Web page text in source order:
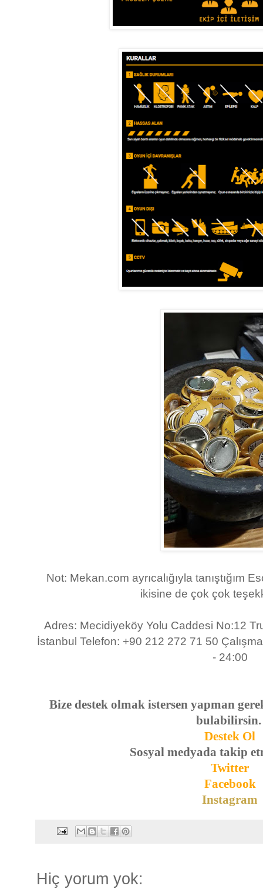
Not: Mekan.com ayrıcalığıyla tanıştığım
ikisine de çok çok
Adres: Mecidiyeköy Yolu Caddesi No:12
İstanbul Telefon: +90 212 272 71 50
- 24:00
Bize destek olmak istersen yapman
Destek Ol
Sosyal medyada takip
Twitter
Facebook
Instagram
Hiç yorum yok: